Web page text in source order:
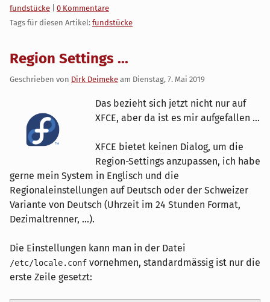
Kategorien:
fundstücke
0 Kommentare
Tags für diesen Artikel: fundstücke
Region Settings ...
Geschrieben von Dirk Deimeke am Dienstag, 7. Mai 2019
Das bezieht sich jetzt nicht nur auf
XFCE, aber da ist es mir aufgefallen ...
XFCE bietet keinen Dialog, um die
Region-Settings anzupassen, ich habe
gerne mein System in Englisch und die
Regionaleinstellungen auf Deutsch oder der Schweizer
Variante von Deutsch (Uhrzeit im 24 Stunden Format,
Dezimaltrenner, ...).
Die Einstellungen kann man in der Datei
/etc/locale.conf vornehmen, standardmässig ist nur die
erste Zeile gesetzt: